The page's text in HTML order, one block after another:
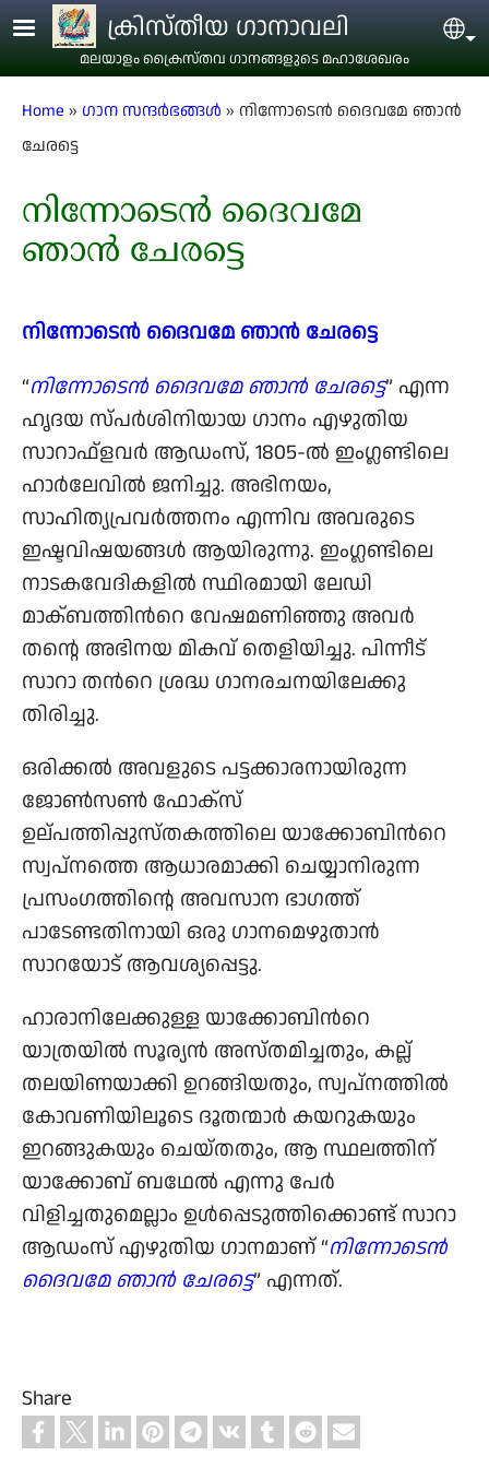
Skip to main contentക്രിസ്തീയ ഗാനാവലി
മലയാളം ക്രൈസ്തവ ഗാനങ്ങളുടെ മഹാശേഖരം
Breadcrumb
Home ഗാന സന്ദര്‍ഭങ്ങള്‍
നിന്നോടെന്‍ ദൈവമേ ഞാന്‍
ചേരട്ടെ
നിന്നോടെന്‍ ദൈവമേ
ഞാന്‍ ചേരട്ടെ
നിന്നോടെന്‍ ദൈവമേ ഞാന്‍ ചേരട്ടെ
“നിന്നോടെന്‍ ദൈവമേ ഞാന്‍ ചേരട്ടെ” എന്ന
ഹൃദയ സ്പര്‍ശിനിയായ ഗാനം എഴുതിയ
സാറാഫ്ളവര്‍ ആഡംസ്, 1805-ല്‍ ഇംഗ്ലണ്ടിലെ
ഹാര്‍ലേവില്‍ ജനിച്ചു. അഭിനയം,
സാഹിത്യപ്രവര്‍ത്തനം എന്നിവ അവരുടെ
ഇഷ്ടവിഷയങ്ങള്‍ ആയിരുന്നു. ഇംഗ്ലണ്ടിലെ
നാടകവേദികളില്‍ സ്ഥിരമായി ലേഡി
മാക്ബത്തിന്‍റെ വേഷമണിഞ്ഞു അവര്‍
തന്റെ അഭിനയ മികവ് തെളിയിച്ചു. പിന്നീട്
സാറാ തന്‍റെ ശ്രദ്ധ ഗാനരചനയിലേക്കു
തിരിച്ചു.
ഒരിക്കല്‍ അവളുടെ പട്ടക്കാരനായിരുന്ന
ജോണ്‍സണ്‍ ഫോക്സ്
ഉല്പത്തിപ്പുസ്തകത്തിലെ യാക്കോബിന്‍റെ
സ്വപ്നത്തെ ആധാരമാക്കി ചെയ്യാനിരുന്ന
പ്രസംഗത്തിന്റെ അവസാന ഭാഗത്ത്
പാടേണ്ടതിനായി ഒരു ഗാനമെഴുതാന്‍
സാറയോട് ആവശ്യപ്പെട്ടു.
ഹാരാനിലേക്കുള്ള യാക്കോബിന്‍റെ
യാത്രയില്‍ സൂര്യന്‍ അസ്തമിച്ചതും, കല്ല്
തലയിണയാക്കി ഉറങ്ങിയതും, സ്വപ്നത്തില്‍
കോവണിയിലൂടെ ദൂതന്മാര്‍ കയറുകയും
ഇറങ്ങുകയും ചെയ്തതും, ആ സ്ഥലത്തിന്
യാക്കോബ് ബഥേല്‍ എന്നു പേര്‍
വിളിച്ചതുമെല്ലാം ഉള്‍പ്പെടുത്തിക്കൊണ്ട് സാറാ
ആഡംസ് എഴുതിയ ഗാനമാണ് “നിന്നോടെന്‍
ദൈവമേ ഞാന്‍ ചേരട്ടെ” എന്നത്.
Share